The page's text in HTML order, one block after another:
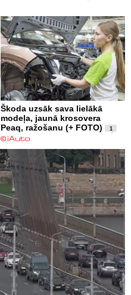
Škoda uzsāk sava lielākā
modeļa, jaunā krosovera
Peaq, ražošanu (+ FOTO)
1